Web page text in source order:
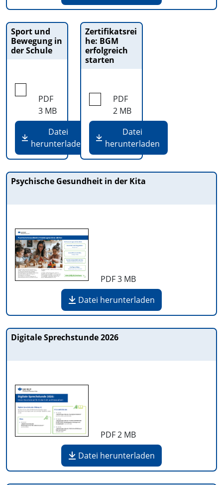
Sport und
Bewegung in
der Schule
PDF
3 MB
Datei
herunterladen
Zertifikatsrei
he: BGM
erfolgreich
starten
PDF
2 MB
Datei
herunterladen
Psychische Gesundheit in der Kita
PDF3 MB
Datei herunterladen
Digitale Sprechstunde 2026
PDF2 MB
Datei herunterladen